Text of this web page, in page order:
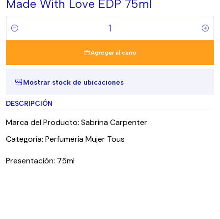
Made With Love EDP 75ml
Cantidad
Agregar al carro
Mostrar stock de ubicaciones
DESCRIPCIÓN
Marca del Producto: Sabrina Carpenter
Categoría: Perfumería Mujer Tous
Presentación: 75ml